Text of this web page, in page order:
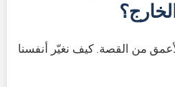
من القصة. كيف نغيّر أنفسنا